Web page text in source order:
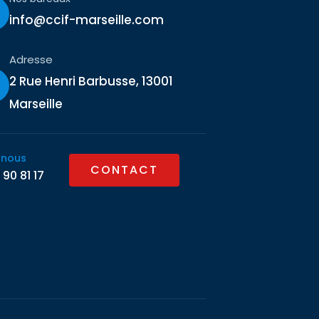
info@ccif-marseille.com
Adresse
2 Rue Henri Barbusse, 13001
Marseille
81 17 CONTACT